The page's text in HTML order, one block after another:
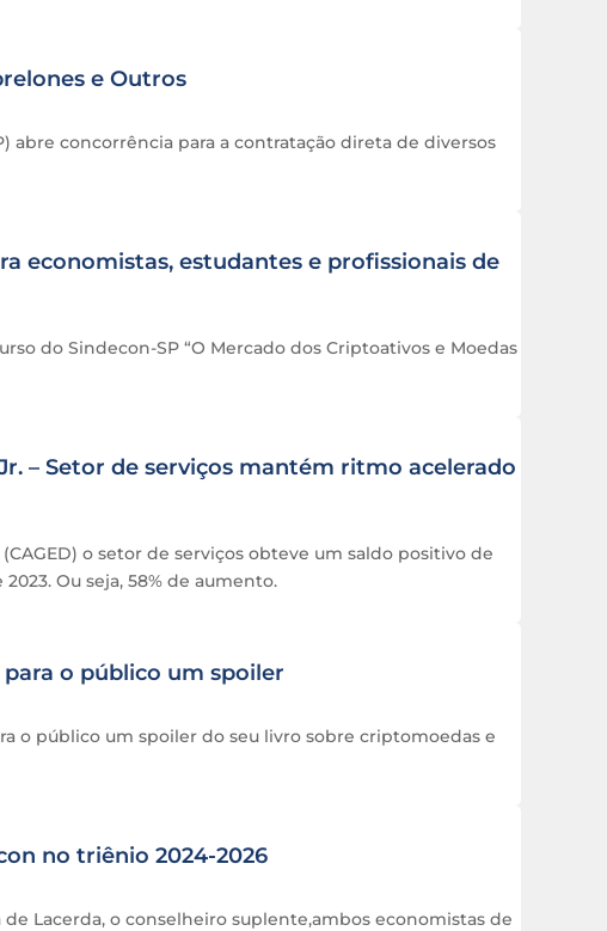
e Outros
abre concorrência para a contratação direta de diversos
economistas, estudantes e profissionais de
do Sindecon-SP “O Mercado dos Criptoativos e Moedas
– Setor de serviços mantém ritmo acelerado
o setor de serviços obteve um saldo positivo de
Ou seja, 58% de aumento.
o público um spoiler
o público um spoiler do seu livro sobre criptomoedas e
no triênio 2024-2026
Lacerda, o conselheiro suplente,ambos economistas de